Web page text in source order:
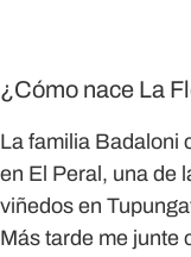
¿Cómo nace La
La familia Badaloni
en El Peral, una de
viñedos en
Más tarde me junte